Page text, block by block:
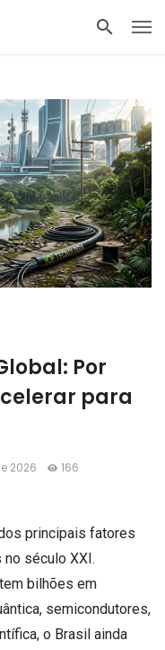
Por
para
2026
166
principais fatores
século XXI.
bilhões em
semicondutores,
o Brasil ainda